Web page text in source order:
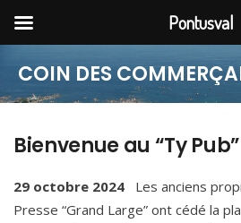
COIN DES
Bienvenue au “Ty Pub”
29 octobre 2024
Les anciens
Presse “Grand Large” ont cédé la
Pontusval